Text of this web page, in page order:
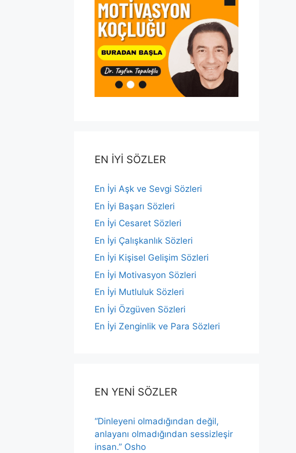
EN İYİ SÖZLER
En İyi Aşk ve Sevgi Sözleri
En İyi Başarı Sözleri
En İyi Cesaret Sözleri
En İyi Çalışkanlık Sözleri
En İyi Kişisel Gelişim Sözleri
En İyi Motivasyon Sözleri
En İyi Mutluluk Sözleri
En İyi Özgüven Sözleri
En İyi Zenginlik ve Para Sözleri
EN YENİ SÖZLER
“Dinleyeni olmadığından değil,
anlayanı olmadığından sessizleşir
insan.” Osho